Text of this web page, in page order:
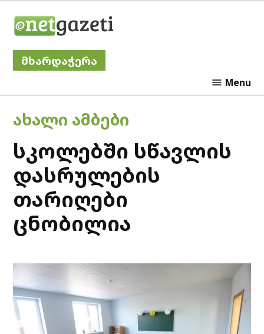
მხარდაჭერა
Menu
POSTED
IN
ᲐᲮᲐᲚᲘ ᲐᲛᲑᲔᲑᲘ
სკოლებში სწავლის
დასრულების
თარიღები
ცნობილია